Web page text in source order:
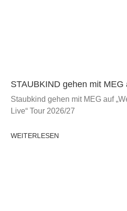
STAUBKIND gehen mit MEG
Staubkind gehen mit MEG auf
Live“ Tour 2026/27
WEITERLESEN